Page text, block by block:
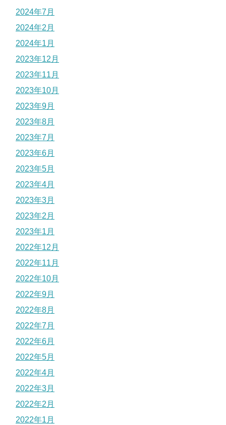
2024年7月
2024年2月
2024年1月
2023年12月
2023年11月
2023年10月
2023年9月
2023年8月
2023年7月
2023年6月
2023年5月
2023年4月
2023年3月
2023年2月
2023年1月
2022年12月
2022年11月
2022年10月
2022年9月
2022年8月
2022年7月
2022年6月
2022年5月
2022年4月
2022年3月
2022年2月
2022年1月